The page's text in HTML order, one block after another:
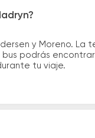
y Moreno.
bus podrás
tu viaje.